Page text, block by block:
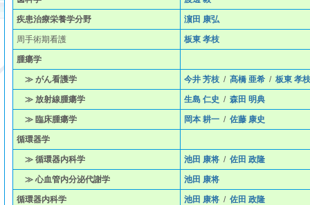
疾患治療栄養学分野 濵田 康弘
周手術期看護 板東 孝枝
腫瘍学
≫ がん看護学 今井 芳枝/ 髙橋 亜希/ 板東 孝枝
≫ 放射線腫瘍学 生島 仁史 / 森田 明典
≫ 臨床腫瘍学 岡本 耕一/ 佐藤 康史
循環器学
≫ 循環器内科学 池田 康将/ 佐田 政隆
≫ 心血管内分泌代謝学 池田 康将
循環器内科学 池田 康将/ 佐田 政隆